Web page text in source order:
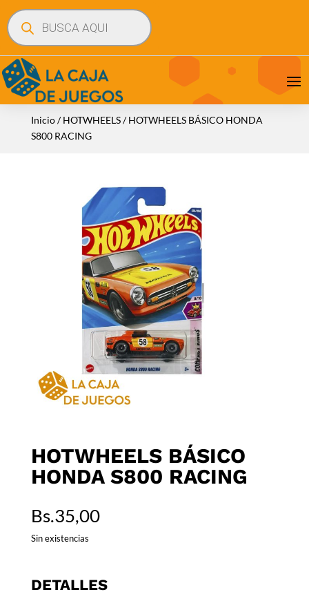
Búsqueda
de
productos
Inicio/HOTWHEELS/ HOTWHEELS BÁSICO HONDA
S800 RACING
HOTWHEELS BÁSICO
HONDA S800 RACING
Bs.35,00
Sin existencias
DETALLES